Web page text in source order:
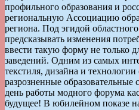
профильного образования и
региональную Ассоциацию
региона. Под эгидой
предсказывать изменения
ввести такую форму не только
заведений. Одним из самых
текстиля, дизайна и
разрозненные
день работы модного форума
будущее! В юбилейном показе